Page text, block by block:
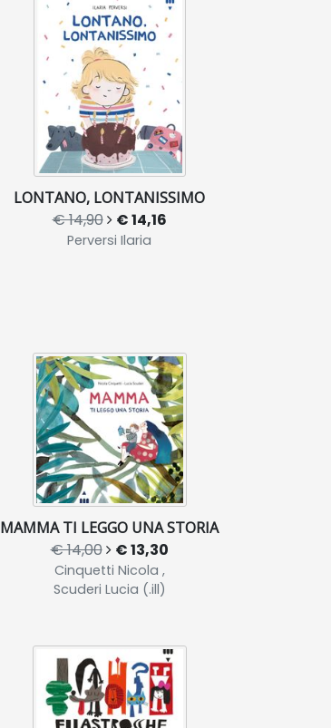
LONTANO, LONTANISSIMO
€ 14,90 € 14,16
Perversi Ilaria
MAMMA TI LEGGO UNA STORIA
€ 14,00 € 13,30
Cinquetti Nicola ,
Scuderi Lucia (.ill)